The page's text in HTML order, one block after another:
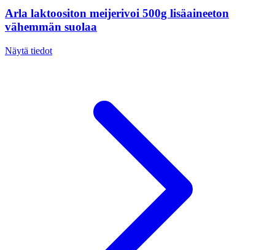
Arla laktoositon meijerivoi 500g lisäaineeton
vähemmän suolaa
Näytä tiedot